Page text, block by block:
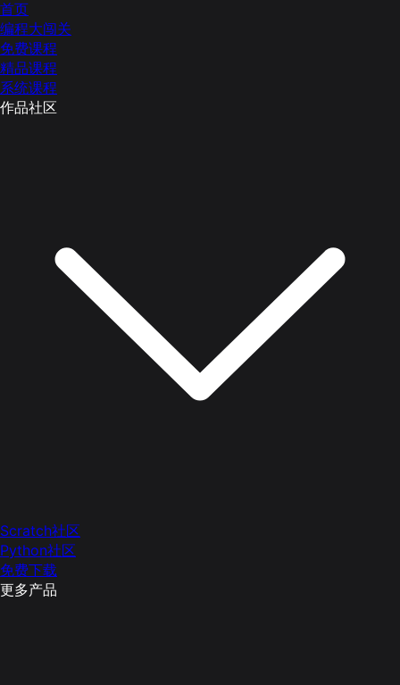
首页
编程大闯关
免费课程
精品课程
系统课程
作品社区
Scratch社区
Python社区
免费下载
更多产品